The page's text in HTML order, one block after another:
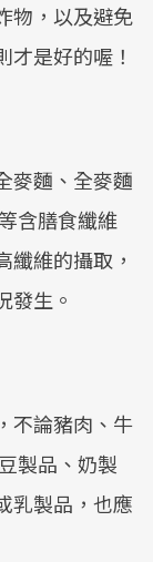
物，以及避免
是好的喔！
麥麵、全麥麵
含膳食纖維
纖維的攝取，
發生。
不論豬肉、牛
製品、奶製
乳製品，也應